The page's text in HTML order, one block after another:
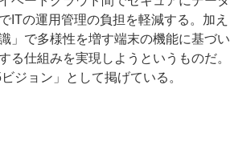
ITの運用管理の負担を軽減する。加え
」で多様性を増す端末の機能に基づい
る仕組みを実現しようというものだ。
ジョン」として掲げている。